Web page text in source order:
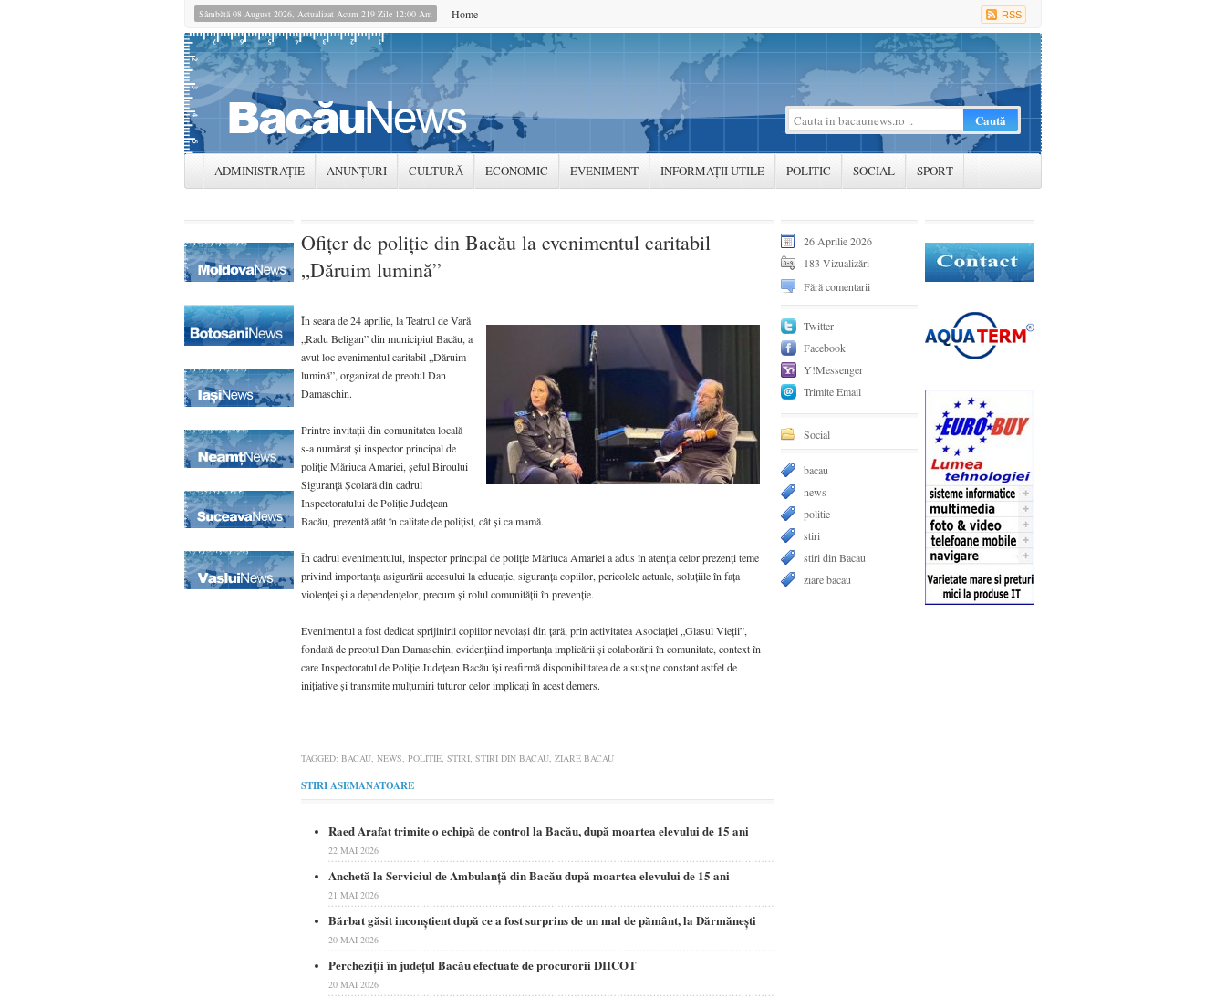
Sâmbătă 08 August 2026, Actualizat Acum 219 Zile 12:00 Am Home RSS
ADMINISTRAȚIE ANUNȚURI CULTURĂ ECONOMIC EVENIMENT INFORMAȚII UTILE POLITIC SOCIAL SPORT
Ofiţer de poliţie din Bacău la evenimentul caritabil
„Dăruim lumină”
În seara de 24 aprilie, la Teatrul de Vară
„Radu Beligan” din municipiul Bacău, a
avut loc evenimentul caritabil „Dăruim
lumină”, organizat de preotul Dan
Damaschin.
Printre invitații din comunitatea locală
s-a numărat și inspector principal de
poliție Măriuca Amariei, șeful Biroului
Siguranță Școlară din cadrul
Inspectoratului de Poliție Județean
Bacău, prezentă atât în calitate de polițist, cât și ca mamă.
În cadrul evenimentului, inspector principal de poliție Măriuca Amariei a adus în atenția celor prezenți teme
privind importanța asigurării accesului la educație, siguranța copiilor, pericolele actuale, soluțiile în fața
violenței și a dependențelor, precum și rolul comunității în prevenție.
Evenimentul a fost dedicat sprijinirii copiilor nevoiași din țară, prin activitatea Asociației „Glasul Vieții”,
fondată de preotul Dan Damaschin, evidențiind importanța implicării și colaborării în comunitate, context în
care Inspectoratul de Poliție Județean Bacău își reafirmă disponibilitatea de a susține constant astfel de
inițiative și transmite mulțumiri tuturor celor implicați în acest demers.
TAGGED: BACAU, NEWS, POLITIE, STIRI, STIRI DIN BACAU, ZIARE BACAU
STIRI ASEMANATOARE
Raed Arafat trimite o echipă de control la Bacău, după moartea elevului de 15 ani
22 MAI 2026
Anchetă la Serviciul de Ambulanţă din Bacău după moartea elevului de 15 ani
21 MAI 2026
Bărbat găsit inconştient după ce a fost surprins de un mal de pământ, la Dărmăneşti
20 MAI 2026
Percheziţii în judeţul Bacău efectuate de procurorii DIICOT
20 MAI 2026
26 Aprilie 2026
183 Vizualizări
Fără comentarii
Twitter
Facebook
Y!Messenger
Trimite Email
Social
bacau
news
politie
stiri
stiri din Bacau
ziare bacau